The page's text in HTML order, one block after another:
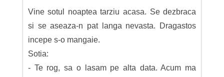
Vine sotul noaptea tarziu acasa. Se dezbraca
si se aseaza-n pat langa nevasta. Dragastos
incepe s-o mangaie.
Sotia:
- Te rog, sa o lasam pe alta data. Acum ma